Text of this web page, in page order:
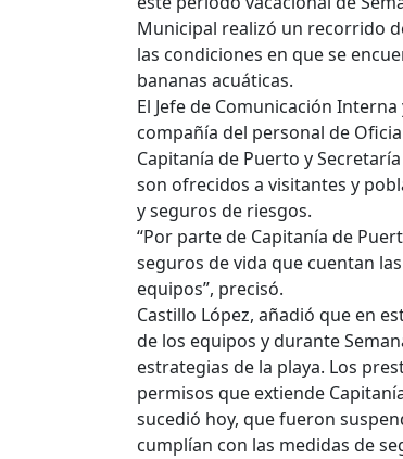
Municipal realizó un recorrido
las condiciones en que se
bananas acuáticas.
El Jefe de Comunicación
compañía del personal de
Capitanía de Puerto y
son ofrecidos a visitantes y
y seguros de riesgos.
“Por parte de Capitanía de
seguros de vida que cuentan
equipos”, precisó.
Castillo López, añadió que en
de los equipos y durante
estrategias de la playa. Los
permisos que extiende
sucedió hoy, que fueron
cumplían con las medidas de